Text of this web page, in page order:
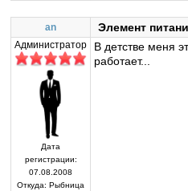
an Элемент
Администратор
Дата
регистрации:
07.08.2008
Откуда: Рыбница
В детстве меня
работает...